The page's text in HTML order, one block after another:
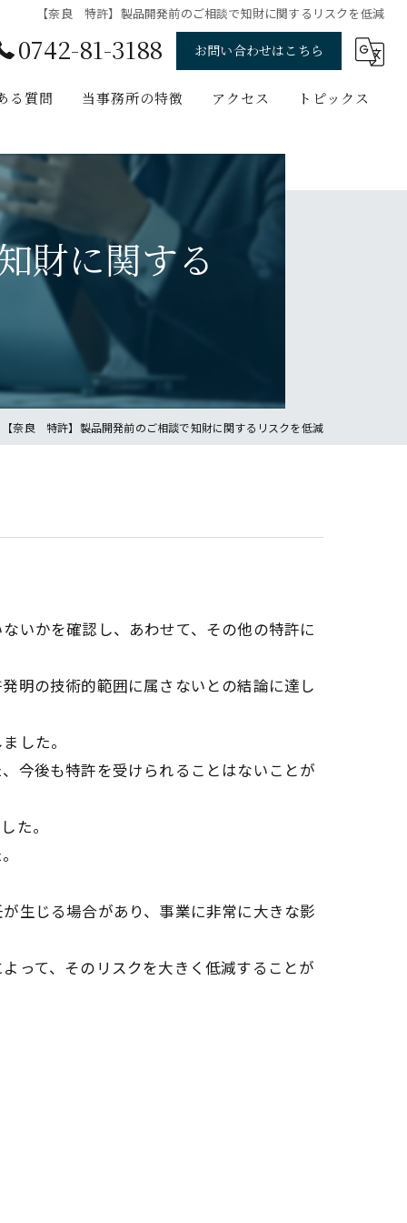
【奈良 特許】製品開発前のご相談で知財に関するリスクを低減
0742-81-3188 お問い合わせはこちら
る質問 当事務所の特徴
実用新案
ソフトウェア
ベンチャー企業
アクセス トピックス
財に関する
【奈良 特許】製品開発前のご相談で知財に関するリスクを低減
いかを確認し、あわせて、その他の特許に
明の技術的範囲に属さないとの結論に達し
した。
今後も特許を受けられることはないことが
た。
生じる場合があり、事業に非常に大きな影
って、そのリスクを大きく低減することが